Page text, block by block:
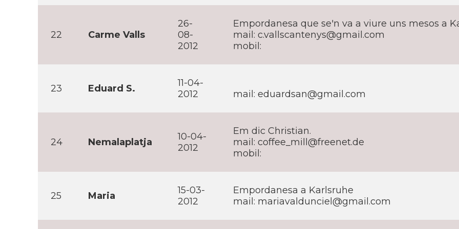
22 Carme Valls
26-
08-
2012
Empordanesa que se'n va a viure uns mesos a
mail: c.vallscantenys@gmail.com
mobil:
23 Eduard S.
11-04-
2012
mail: eduardsan@gmail.com
24 Nemalaplatja
10-04-
2012
Em dic Christian.
mail: coffee_mill@freenet.de
mobil:
25 Maria
15-03-
2012
Empordanesa a Karlsruhe
mail: mariavaldunciel@gmail.com